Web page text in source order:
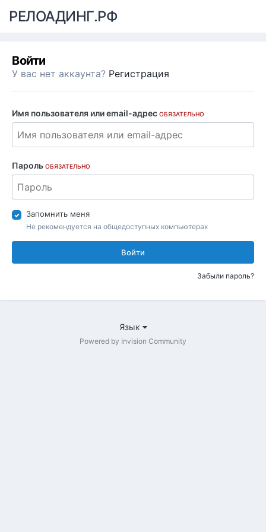
РЕЛОАДИНГ.РФ
Войти
У вас нет аккаунта? Регистрация
Имя пользователя или email-адрес ОБЯЗАТЕЛЬНО
Пароль ОБЯЗАТЕЛЬНО
Запомнить меня
Не рекомендуется на общедоступных компьютерах
Войти
Забыли пароль?
Язык
Powered by Invision Community